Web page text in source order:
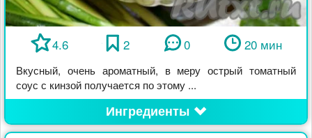
4.6 2 0 20 мин
Вкусный, очень ароматный, в меру острый томатный
соус с кинзой получается по этому ...
Ингредиенты